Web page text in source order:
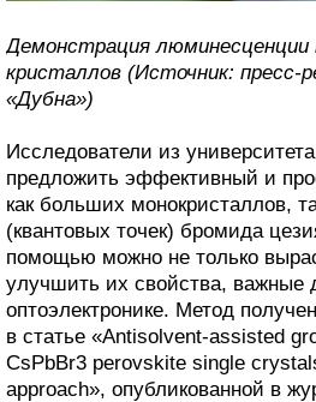
Демонстрация люминесценции
кристаллов (Источник: пресс-
«Дубна»)
Исследователи из
предложить эффективный и
как больших монокристаллов,
(квантовых точек) бромида
помощью можно не только
улучшить их свойства, важные
оптоэлектронике. Метод
в статье «Antisolvent-assisted
CsPbBr3 perovskite single
approach», опубликованной в